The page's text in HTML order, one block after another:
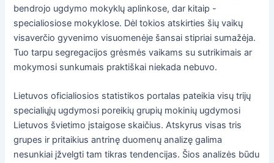
bendrojo ugdymo mokyklų aplinkose, dar kitaip -
specialiosiose mokyklose. Dėl tokios atskirties šių vaikų
visaverčio gyvenimo visuomenėje šansai stipriai sumažėja.
Tuo tarpu segregacijos grėsmės vaikams su sutrikimais ar
mokymosi sunkumais praktiškai niekada nebuvo.
Lietuvos oficialiosios statistikos portalas pateikia visų trijų
specialiųjų ugdymosi poreikių grupių mokinių ugdymosi
Lietuvos švietimo įstaigose skaičius. Atskyrus visas tris
grupes ir pritaikius antrinę duomenų analizę galima
nesunkiai įžvelgti tam tikras tendencijas. Šios analizės būdu